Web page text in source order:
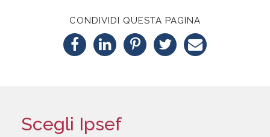
CONDIVIDI QUESTA PAGINA
Scegli Ipsef